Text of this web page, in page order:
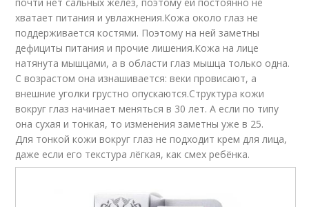
хватает питания и увлажнения.Кожа около глаз не
поддерживается костями. Поэтому на ней заметны
дефициты питания и прочие лишения.Кожа на лице
натянута мышцами, а в области глаз мышца только одна.
С возрастом она изнашивается: веки провисают, а
внешние уголки грустно опускаются.Структура кожи
вокруг глаз начинает меняться в 30 лет. А если по типу
она сухая и тонкая, то изменения заметны уже в 25.
Для тонкой кожи вокруг глаз не подходит крем для лица,
даже если его текстура лёгкая, как смех ребёнка.